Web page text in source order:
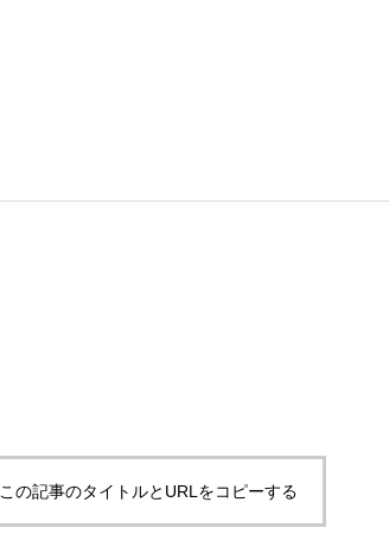
この記事のタイトルとURLをコピーする